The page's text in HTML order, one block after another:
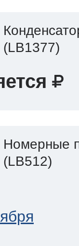
(LB1377)
Номерные
(LB512)